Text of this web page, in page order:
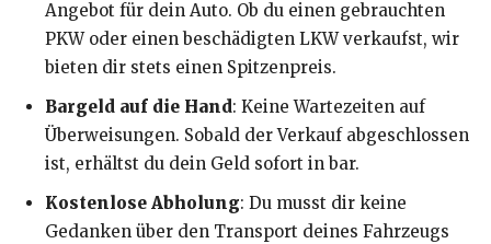
Angebot für dein Auto. Ob du einen gebrauchten
PKW oder einen beschädigten LKW verkaufst, wir
bieten dir stets einen Spitzenpreis.
Bargeld auf die Hand: Keine Wartezeiten auf
Überweisungen. Sobald der Verkauf abgeschlossen
ist, erhältst du dein Geld sofort in bar.
Kostenlose Abholung: Du musst dir keine
Gedanken über den Transport deines Fahrzeugs